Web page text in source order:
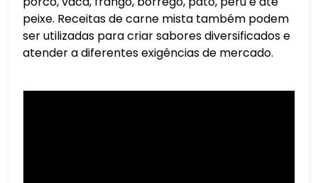
peixe. Receitas de carne mista também podem
ser utilizadas para criar sabores diversificados e
atender a diferentes exigências de mercado.